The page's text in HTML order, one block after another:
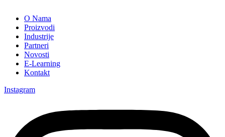
O Nama
Proizvodi
Industrije
Partneri
Novosti
E-Learning
Kontakt
Instagram